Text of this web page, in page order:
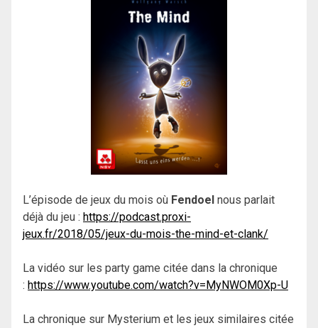
L’épisode de jeux du mois où Fendoel nous parlait
déjà du jeu : https://podcast.proxi-
jeux.fr/2018/05/jeux-du-mois-the-mind-et-clank/
La vidéo sur les party game citée dans la chronique
: https://www.youtube.com/watch?v=MyNWOM0Xp-U
La chronique sur Mysterium et les jeux similaires citée